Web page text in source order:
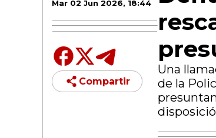
Mar 02 Jun 2026, 18:44
Compartir
Una
de la